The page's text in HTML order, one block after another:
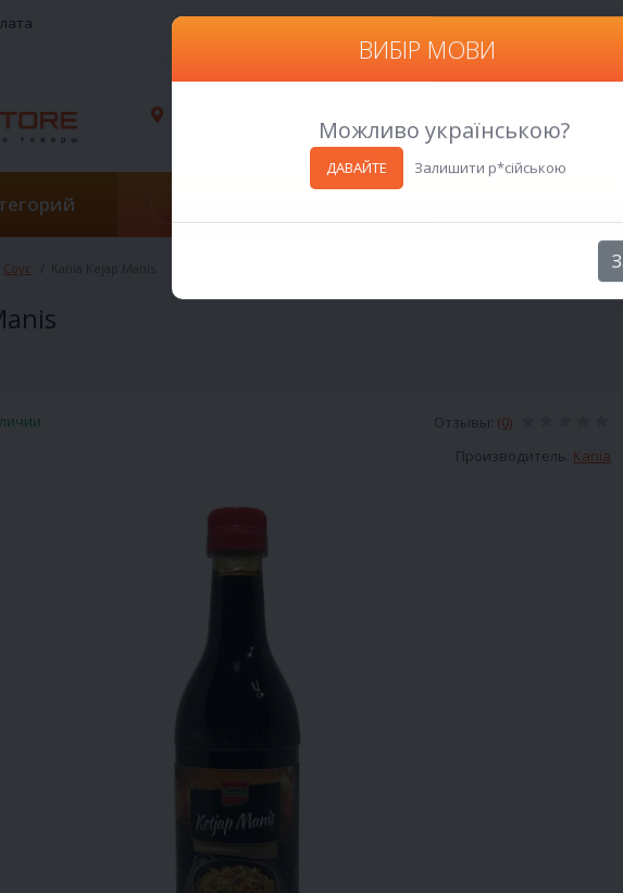
Соус
ВИБІР МОВИ
Можливо українською?
ДАВАЙТЕ Залишити р*сійською
Отзывы: (0)
Производитель: Kania